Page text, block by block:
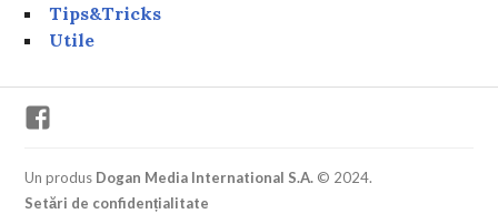
Tips&Tricks
Utile
Un produs Dogan Media International S.A. © 2024.
Setări de confidențialitate